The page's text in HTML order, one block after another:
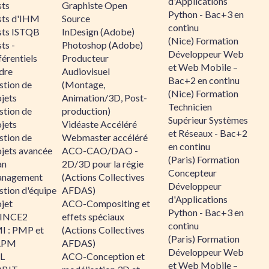
d'IHM
ISTQB
-
de
de
de
avancée
d'équipe
: PMP et
Graphiste Open
Source
InDesign (Adobe)
Photoshop (Adobe)
Producteur
Audiovisuel
(Montage,
Animation/3D, Post-
production)
Vidéaste Accéléré
Webmaster accéléré
ACO-CAO/DAO -
2D/3D pour la régie
(Actions Collectives
AFDAS)
ACO-Compositing et
effets spéciaux
(Actions Collectives
AFDAS)
ACO-Conception et
Python - Bac+3 en
continu
(Nice) Formation
Développeur Web
et Web Mobile –
Bac+2 en continu
(Nice) Formation
Technicien
Supérieur Systèmes
et Réseaux - Bac+2
en continu
(Paris) Formation
Concepteur
Développeur
d'Applications
Python - Bac+3 en
continu
(Paris) Formation
Développeur Web
et Web Mobile –